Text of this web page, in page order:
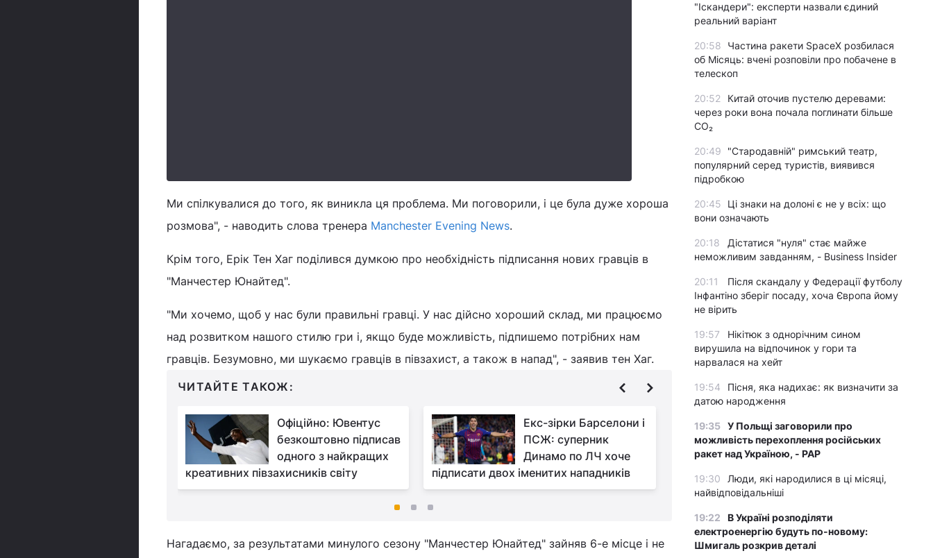
Ми спілкувалися до того, як виникла ця проблема. Ми поговорили, і це була дуже хороша
розмова", - наводить слова тренера Manchester Evening News.
Крім того, Ерік Тен Хаг поділився думкою про необхідність підписання нових гравців в
"Манчестер Юнайтед".
"Ми хочемо, щоб у нас були правильні гравці. У нас дійсно хороший склад, ми працюємо
над розвитком нашого стилю гри і, якщо буде можливість, підпишемо потрібних нам
гравців. Безумовно, ми шукаємо гравців в півзахист, а також в напад", - заявив тен Хаг.
ЧИТАЙТЕ ТАКОЖ:
Офіційно: Ювентус
безкоштовно підписав
одного з найкращих
креативних півзахисників світу
Екс-зірки Барселони і
ПСЖ: суперник
Динамо по ЛЧ хоче
підписати двох іменитих нападників
У Динамо може
повернутися
легендарний екс-
гравець киян - журналіст
Нагадаємо, за результатами минулого сезону "Манчестер Юнайтед" зайняв 6-е місце і не
"Іскандери": експерти назвали єдиний
реальний варіант
20:58
Частина ракети SpaceX розбилася
об Місяць: вчені розповіли про побачене в
телескоп
20:52
Китай оточив пустелю деревами:
через роки вона почала поглинати більше
CO₂
20:49
"Стародавній" римський театр,
популярний серед туристів, виявився
підробкою
20:45
Ці знаки на долоні є не у всіх: що
вони означають
20:18
Дістатися "нуля" стає майже
неможливим завданням, - Business Insider
20:11
Після скандалу у Федерації футболу
Інфантіно зберіг посаду, хоча Європа йому
не вірить
19:57
Нікітюк з однорічним сином
вирушила на відпочинок у гори та
нарвалася на хейт
19:54
Пісня, яка надихає: як визначити за
датою народження
19:35 У Польщі заговорили про
можливість перехоплення російських
ракет над Україною, - PAP
19:30
Люди, які народилися в ці місяці,
найвідповідальніші
19:22
В Україні розподіляти
електроенергію будуть по-новому:
Шмигаль розкрив деталі